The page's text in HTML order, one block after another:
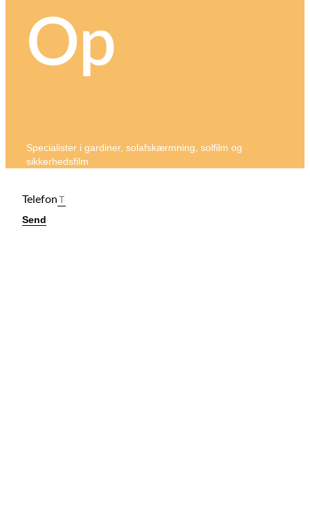
Op
Specialister i gardiner, solafskærmning, solfilm og
sikkerhedsfilm
Telefon
Send